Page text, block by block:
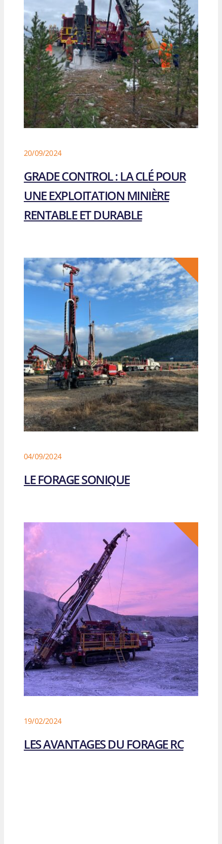
20/09/2024
GRADE CONTROL : LA CLÉ POUR
UNE EXPLOITATION MINIÈRE
RENTABLE ET DURABLE
04/09/2024
LE FORAGE SONIQUE
19/02/2024
LES AVANTAGES DU FORAGE RC